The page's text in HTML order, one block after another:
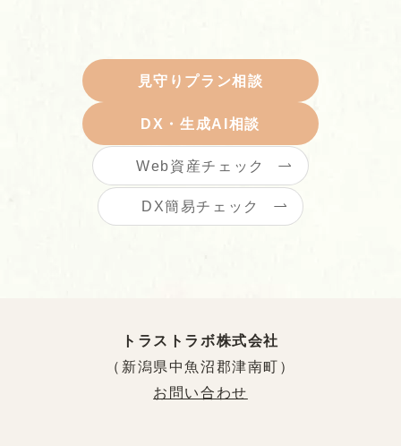
見守りプラン相談
DX・生成AI相談
Web資産チェック
DX簡易チェック
トラストラボ株式会社
（新潟県中魚沼郡津南町）
お問い合わせ